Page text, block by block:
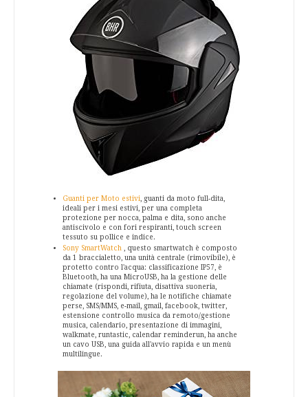
Guanti per Moto estivi
guanti da moto full-dita,
ideali per i mesi estivi, per una completa
protezione per nocca, palma e dita, sono anche
antiscivolo e con fori respiranti, touch screen
tessuto su pollice e indice.
Sony SmartWatch , questo smartwatch è composto
da 1 braccialetto, una unità centrale (rimovibile), è
protetto contro l'acqua: classificazione IP57, è
Bluetooth, ha una MicroUSB, ha la gestione delle
chiamate (rispondi, rifiuta, disattiva suoneria,
regolazione del volume), ha le notifiche chiamate
perse, SMS/MMS, e-mail, gmail, facebook, twitter,
estensione controllo musica da remoto/gestione
musica, calendario, presentazione di immagini,
walkmate, runtastic, calendar reminderun, ha anche
un cavo USB, una guida all'avvio rapida e un menù
multilingue.